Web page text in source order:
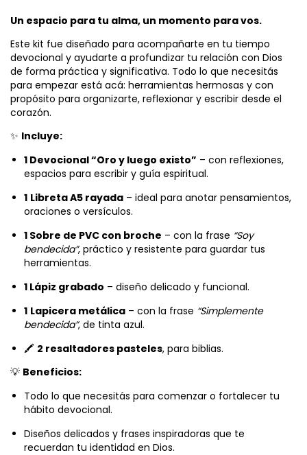
Un espacio para tu alma, un momento para vos.
Este kit fue diseñado para acompañarte en tu tiempo
devocional y ayudarte a profundizar tu relación con Dios
de forma práctica y significativa. Todo lo que necesitás
para empezar está acá: herramientas hermosas y con
propósito para organizarte, reflexionar y escribir desde el
corazón.
✨ Incluye:
1 Devocional “Oro y luego existo” – con reflexiones,
espacios para escribir y guía espiritual.
1 Libreta A5 rayada – ideal para anotar pensamientos,
oraciones o versículos.
1 Sobre de PVC con broche – con la frase “Soy
bendecida”, práctico y resistente para guardar tus
herramientas.
1 Lápiz grabado – diseño delicado y funcional.
1 Lapicera metálica – con la frase “Simplemente
bendecida”, de tinta azul.
🖍️ 2 resaltadores pasteles, para biblias.
💡 Beneficios:
Todo lo que necesitás para comenzar o fortalecer tu
hábito devocional.
Diseños delicados y frases inspiradoras que te
recuerdan tu identidad en Dios.